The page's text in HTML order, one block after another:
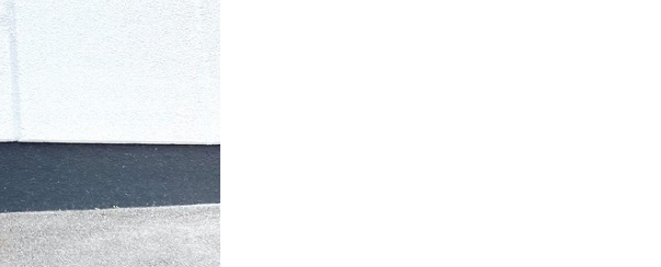
特定商取引法に基づく表示
プライバシーポリシー
お問い合わせ